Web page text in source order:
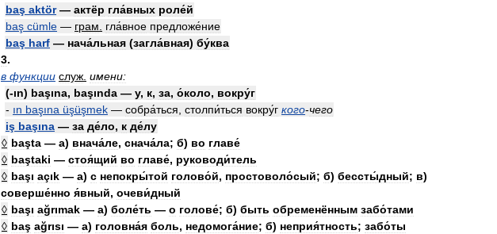
baş aktör— актёр гла́вных роле́й
baş cümle — грам гла́вное предложе́ние
baş harf — нача́льная (загла́вная) бу́ква
3.
в функции служ имени:
(-ın) başına, başında — у, к, за, о́коло, вокру́г
- ın başına üşüşmek — собра́ться столпи́ться вокру́г кого-чего
iş başına — за де́ло, к де́лу
◊ başta — а) внача́ле, снача́ла; б) во главе́
◊ baştaki — стоя́щий во главе́, руководи́тель
◊ başı açık — а) с непокры́той голово́й, простоволо́сый; б) бессты́дный; в)
соверше́нно я́вный, очеви́дный
◊ başı ağrımak — а) боле́ть — о голове́; б) быть обременённым забо́тами
◊ baş ağrısı — а) головна́я боль, недомога́ние; б) неприя́тность; забо́ты